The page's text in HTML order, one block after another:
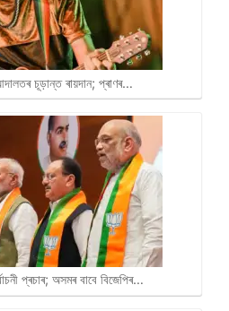
চূড়ান্ত ৰায়দান; প্ৰাণৰ…
প্ৰচাৰ; অসমৰ বাবে বিজেপিৰ…